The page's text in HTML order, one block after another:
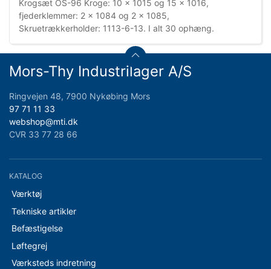
Krogsæt OS-96 Kroge: 10 x 1015 og 15 x 1016,
fjederklemmer: 2 x 1084 og 2 x 1085,
Skruetrækkerholder: 1113-6-13. I alt 30 ophæng.
Mors-Thy Industrilager A/S
Ringvejen 48, 7900 Nykøbing Mors
97 71 11 33
webshop@mti.dk
CVR 33 77 28 66
KATALOG
Værktøj
Tekniske artikler
Befæstigelse
Løftegrej
Værksteds indretning